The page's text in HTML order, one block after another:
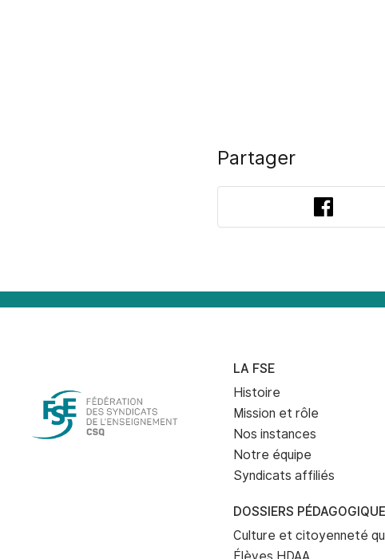
Partager
LA FSE
Histoire
Mission et rôle
Nos instances
Notre équipe
Syndicats affiliés
DOSSIERS
Culture et citoyenneté